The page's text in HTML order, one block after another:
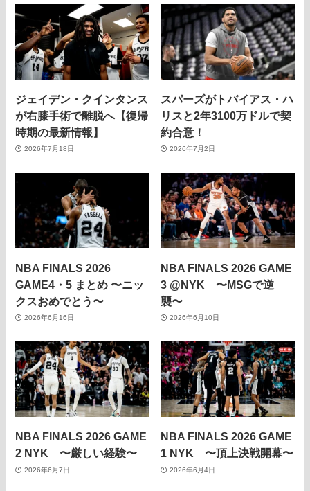
ジェイデン・クインタンス
が右膝手術で離脱へ【復帰
時期の最新情報】
2026年7月18日
スパーズがトバイアス・ハ
リスと2年3100万ドルで契
約合意！
2026年7月2日
NBA FINALS 2026
GAME4・5 まとめ 〜ニッ
クスおめでとう〜
2026年6月16日
NBA FINALS 2026 GAME
3 @NYK 〜MSGで逆
襲〜
2026年6月10日
NBA FINALS 2026 GAME
2 NYK 〜厳しい経験〜
2026年6月7日
NBA FINALS 2026 GAME
1 NYK 〜頂上決戦開幕〜
2026年6月4日